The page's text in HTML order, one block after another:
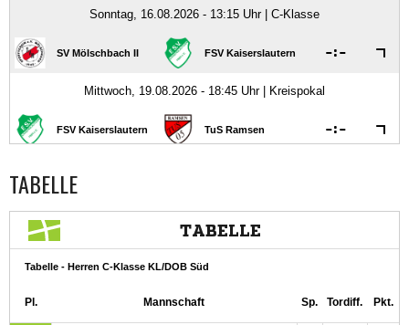
TABELLE